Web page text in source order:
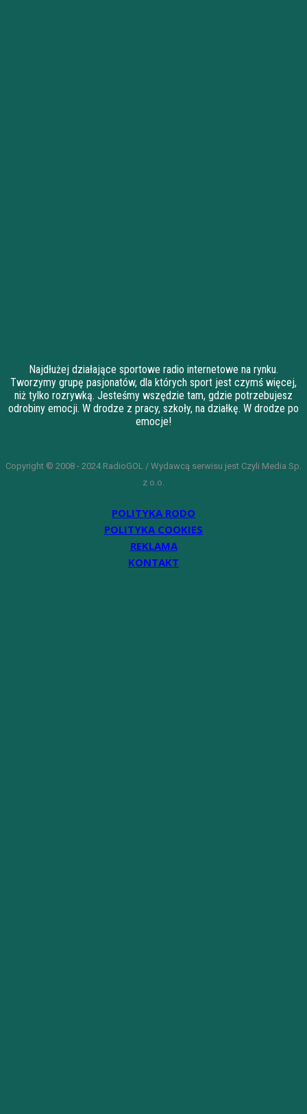
Najdłużej działające sportowe radio internetowe na rynku.
Tworzymy grupę pasjonatów, dla których sport jest czymś więcej,
niż tylko rozrywką. Jesteśmy wszędzie tam, gdzie potrzebujesz
odrobiny emocji. W drodze z pracy, szkoły, na działkę. W drodze po
emocje!
Copyright © 2008 - 2024 RadioGOL / Wydawcą serwisu jest Czyli Media Sp.
z o.o.
POLITYKA RODO
POLITYKA COOKIES
REKLAMA
KONTAKT